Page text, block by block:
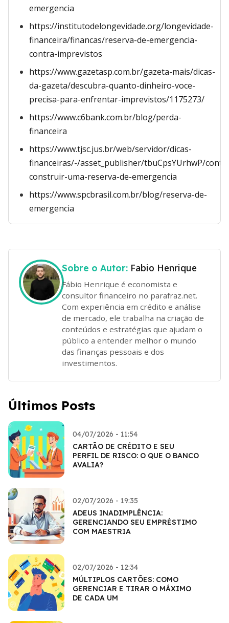
emergencia
https://institutodelongevidade.org/longevidade-
financeira/financas/reserva-de-emergencia-
contra-imprevistos
https://www.gazetasp.com.br/gazeta-mais/dicas-
da-gazeta/descubra-quanto-dinheiro-voce-
precisa-para-enfrentar-imprevistos/1175273/
https://www.c6bank.com.br/blog/perda-
financeira
https://www.tjsc.jus.br/web/servidor/dicas-
financeiras/-/asset_publisher/tbuCpsYUrhwP/
construir-uma-reserva-de-emergencia
https://www.spcbrasil.com.br/blog/reserva-de-
emergencia
Sobre o Autor: Fabio Henrique
Fábio Henrique é economista e
consultor financeiro no parafraz.net.
Com experiência em crédito e análise
de mercado, ele trabalha na criação de
conteúdos e estratégias que ajudam o
público a entender melhor o mundo
das finanças pessoais e dos
investimentos.
Últimos Posts
04/07/2026 - 11:54
CARTÃO DE CRÉDITO E SEU
PERFIL DE RISCO: O QUE O BANCO
AVALIA?
02/07/2026 - 19:35
ADEUS INADIMPLÊNCIA:
GERENCIANDO SEU EMPRÉSTIMO
COM MAESTRIA
02/07/2026 - 12:34
MÚLTIPLOS CARTÕES: COMO
GERENCIAR E TIRAR O MÁXIMO
DE CADA UM